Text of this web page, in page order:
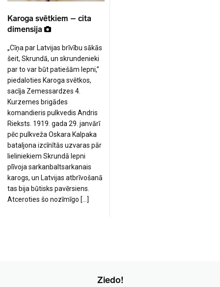
Karoga svētkiem – cita
dimensija
„Cīņa par Latvijas brīvību sākās
šeit, Skrundā, un skrundenieki
par to var būt patiešām lepni,”
piedaloties Karoga svētkos,
sacīja Zemessardzes 4.
Kurzemes brigādes
komandieris pulkvedis Andris
Rieksts. 1919. gada 29. janvārī
pēc pulkveža Oskara Kalpaka
bataljona izcīnītās uzvaras pār
lieliniekiem Skrundā lepni
plīvoja sarkanbaltsarkanais
karogs, un Latvijas atbrīvošanā
tas bija būtisks pavērsiens.
Atceroties šo nozīmīgo […]
Ziedo!